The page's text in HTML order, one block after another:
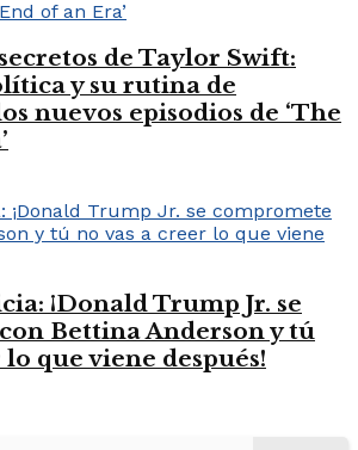
de Taylor Swift:
y su rutina de
nuevos episodios de ‘The
¡Donald Trump Jr. se
Bettina Anderson y tú
que viene después!